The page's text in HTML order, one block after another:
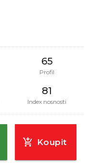
65
Profil
81
Index nosnosti
Koupit